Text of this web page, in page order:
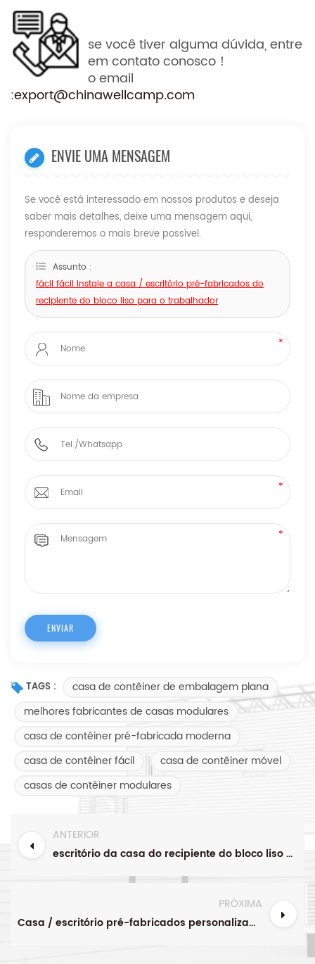
se você tiver alguma dúvida, entre
em contato conosco！
o email
:export@chinawellcamp.com
ENVIE UMA MENSAGEM
Se você está interessado em nossos produtos e deseja
saber mais detalhes, deixe uma mensagem aqui,
responderemos o mais breve possível.
Assunto :
fácil fácil instale a casa / escritório pré-fabricados do
recipiente do bloco liso para o trabalhador
TAGS :
casa de contêiner de embalagem plana
melhores fabricantes de casas modulares
casa de contêiner pré-fabricada moderna
casa de contêiner fácil
casa de contêiner móvel
casas de contêiner modulares
ANTERIOR
escritório da casa do recipiente do bloco liso pré-fabricado portátil com parede de vidro
PRÓXIMA
Casa / escritório pré-fabricados personalizados vivos do recipiente do bloco liso de 20ft